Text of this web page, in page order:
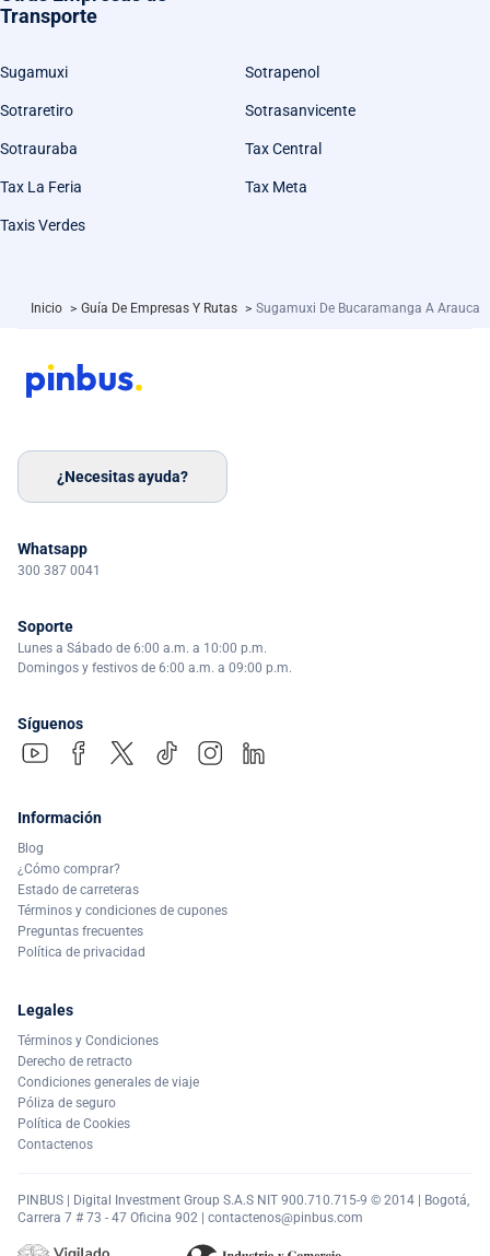
Transporte
Sugamuxi Sotrapenol
Sotraretiro Sotrasanvicente
Sotrauraba Tax Central
Tax La Feria Tax Meta
Taxis Verdes
Inicio > Guía De Empresas Y Rutas > Sugamuxi De Bucaramanga A Arauca
¿Necesitas ayuda?
Whatsapp
300 387 0041
Soporte
Lunes a Sábado de 6:00 a.m. a 10:00 p.m.
Domingos y festivos de 6:00 a.m. a 09:00 p.m.
Síguenos
Información
Blog
¿Cómo comprar?
Estado de carreteras
Términos y condiciones de cupones
Preguntas frecuentes
Política de privacidad
Legales
Términos y Condiciones
Derecho de retracto
Condiciones generales de viaje
Póliza de seguro
Política de Cookies
Contactenos
PINBUS | Digital Investment Group S.A.S NIT 900.710.715-9 © 2014 | Bogotá,
Carrera 7 # 73 - 47 Oficina 902 | contactenos@pinbus.com